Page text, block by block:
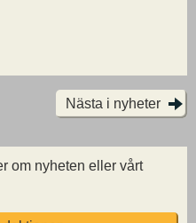
Nästa i nyheter
om nyheten eller vårt